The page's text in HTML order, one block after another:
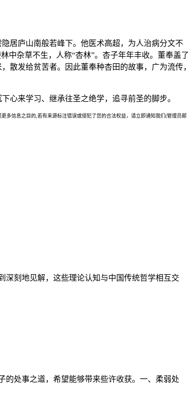
居庐山南般若峰下。他医术高超，为人治病分文不
中杂草不生，人称“杏林”。杏子年年丰收。董奉盖了
散发给贫苦者。因此董奉种杏田的故事，广为流传，
心来学习、继承往圣之绝学，追寻前圣的脚步。
多信息之目的,若有来源标注错误或侵犯了您的合法权益，请立即通知我们(管理员邮
深刻地见解，这些理论认知与中国传统哲学相互交
的处事之道，希望能够带来些许收获。一、柔弱处